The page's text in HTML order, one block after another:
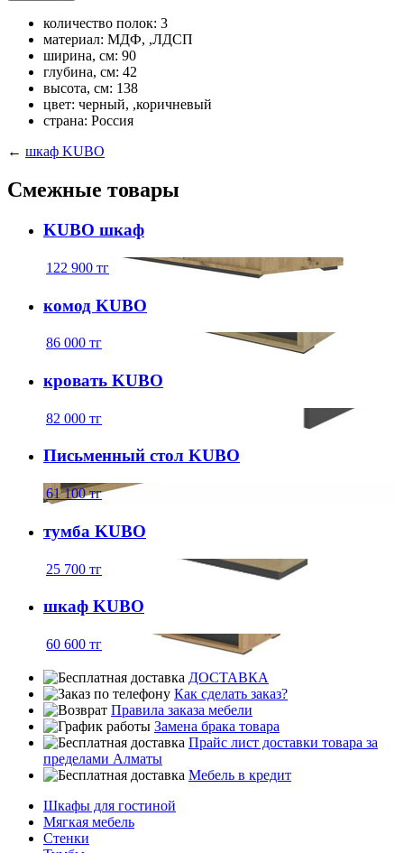
количество полок: 3
материал: МДФ, ,ЛДСП
ширина, см: 90
глубина, см: 42
высота, см: 138
цвет: черный, ,коричневый
страна: Россия
← шкаф KUBO
Смежные товары
KUBO шкаф
122 900 тг
комод KUBO
86 000 тг
кровать KUBO
82 000 тг
Письменный стол KUBO
61 100тг
тумба KUBO
25 700 тг
шкаф KUBO
60 600 тг
ДОСТАВКА
Как сделать заказ?
Правила заказа мебели
Замена брака товара
Прайс лист доставки товара за
пределами Алматы
Мебель в кредит
Шкафы для гостиной
Мягкая мебель
Стенки